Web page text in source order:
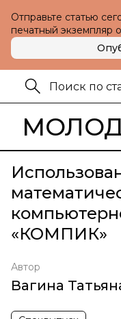
Отправьте статью
печатный экземпляр
«КОМПИК»
Автор
Вагина